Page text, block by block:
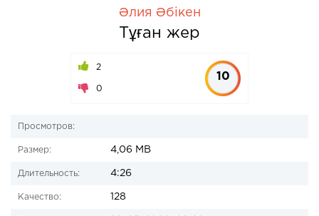
Әлия Әбікен
Тұған жер
2
0
10
Просмотров:
Размер: 4,06 MB
Длительность: 4:26
Качество: 128